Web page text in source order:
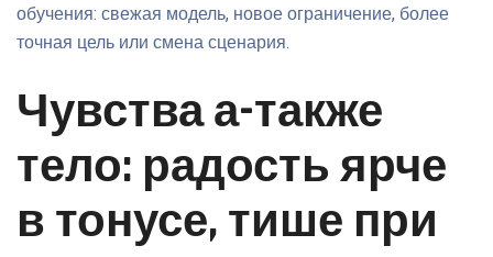
обучения: свежая модель, новое ограничение, более
точная цель или смена сценария.
Чувства а-также
тело: радость ярче
в тонусе, тише при